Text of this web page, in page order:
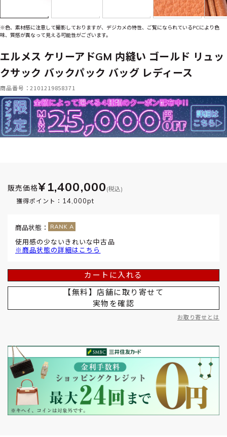
※色、素材感に注意して撮影しておりますが、デジカメの特性、ご覧になられているPCにより色
味、質感が異なって見える可能性がございます。
エルメス ケリーアドGM 内縫い ゴールド リュッ
クサック バックパック バッグ レディース
商品番号：2101219858371
販売価格¥1,400,000 (税込)
獲得ポイント： 14,000pt
商品状態：
使用感の少ないきれいな中古品
※商品状態の詳細はこちら
カートに入れる
【無料】店舗に取り寄せて
実物を確認
お取り寄せとは